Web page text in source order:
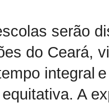
serão
do Ceará,
integral
A